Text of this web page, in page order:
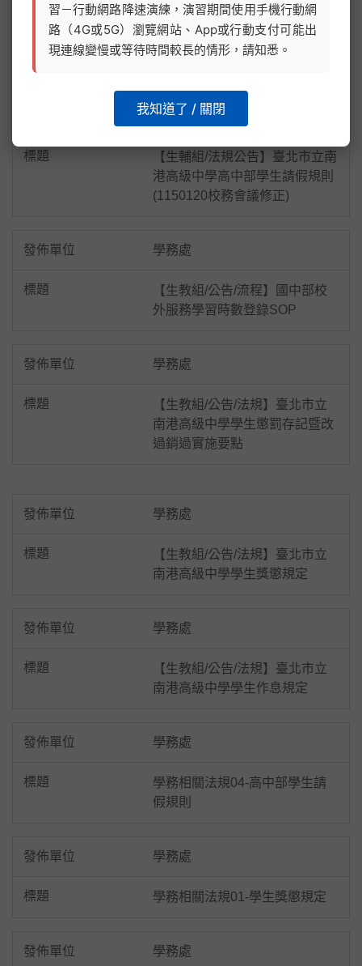
【生教組/公告/法規】臺北市立
南港高級中學國中部學生請假規
學務處
【生輔組/法規公告】臺北市立南
港高級中學高中部學生請假規則
(1150120校務會議修正)
學務處
【生教組/公告/流程】國中部校
外服務學習時數登錄SOP
學務處
【生教組/公告/法規】臺北市立
南港高級中學學生懲罰存記暨改
過銷過實施要點
學務處
【生教組/公告/法規】臺北市立
南港高級中學學生獎懲規定
學務處
【生教組/公告/法規】臺北市立
南港高級中學學生作息規定
學務處
學務相關法規04-高中部學生請
假規則
學務處
學務相關法規01-學生獎懲規定
學務處
習－行動網路降速演練，演習期間使用手機行動網
路（4G或5G）瀏覽網站、App或行動支付可能出
現連線變慢或等待時間較長的情形，請知悉。
我知道了 / 關閉